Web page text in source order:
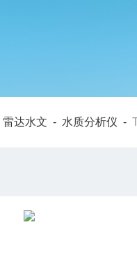
雷达水文 - 水质分析仪 -